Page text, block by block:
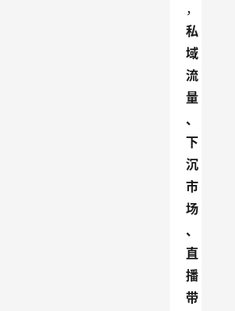
，
私
域
流
量
、
下
沉
市
场
、
直
播
带